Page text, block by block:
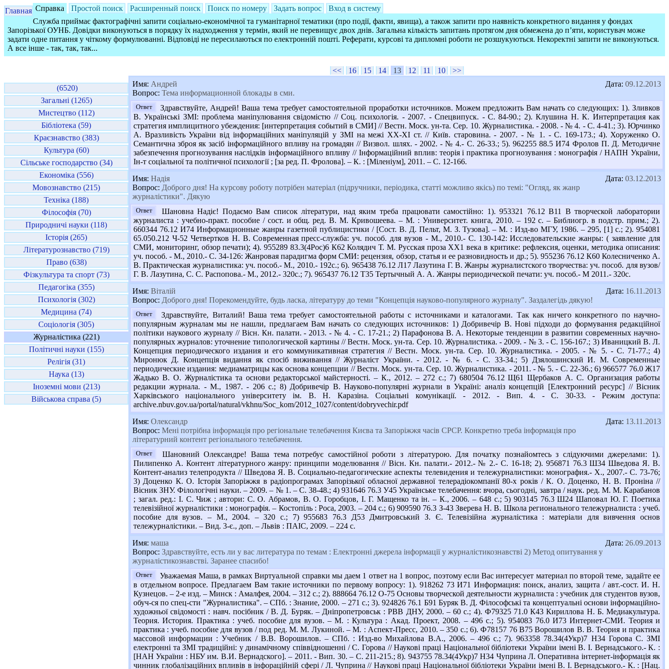
Главная Справка Простой поиск Расширенный поиск Поиск по номеру Задать вопрос
Вход в систему
Служба приймає фактографічні запити соціально-економічної та гуманітарної тематики (про події, факти, явища), а також запити про наявність конкретного видання у фондах
Запорізької ОУНБ. Довідки виконуються в порядку їх надходження у термін, який не перевищує двох днів. Загальна кількість запитань протягом дня обмежена до п’яти, користувач може
задати одне питання у чіткому формулюванні. Відповіді не пересилаються по електронній пошті. Реферати, курсові та дипломні роботи не розшукуються. Некоректні запити не виконуються.
А все інше - так, так, так...
(6520)
Загальні (1265)
Мистецтво (112)
Бібліотека (59)
Краєзнавство (383)
Культура (60)
Сільське господарство (34)
Економіка (556)
Мовознавство (215)
Техніка (188)
Філософія (70)
Природничі науки (118)
Історія (265)
Літературознавство (719)
Право (638)
Фізкультура та спорт (73)
Педагогіка (355)
Психологія (302)
Медицина (74)
Соціологія (305)
Журналістика (221)
Політичні науки (155)
Релігія (31)
Наука (13)
Іноземні мови (213)
Військова справа (5)
<< 16 15 14 13 12 11 10
>>
Дата: 09.12.2013
Имя: Андрей
Вопрос: Тема информационной блокады в сми.
Ответ
Здравствуйте, Андрей! Ваша тема требует самостоятельной проработки источников. Можем предложить Вам начать со следующих: 1). Зливков
В. Українські ЗМІ: проблема маніпулювання свідомістю // Соц. психологія. - 2007. - Спецвипуск. - С. 84-90.; 2). Клушина Н. К. Интерпретация как
стратегия имплицитного убеждения: [интерпретация событий в СМИ] // Вестн. Моск. ун-та. Сер. 10. Журналистика. - 2008. - № 4. - С. 4-41.; 3). Юрчинко
А. Вразливість України від інформаційних маніпуляцій у ЗМІ на межі ХХ-ХІ ст. // Київ. старовина. - 2007. - № 1. - С. 169-173.; 4). Хоруженко О.
Семантична зброя як засіб інформаційного впливу на громадян // Визвол. шлях. - 2002. - № 4.- С. 26-33.; 5). 962255 88.5 И74 Фролов П. Д. Методичне
забезпечення прогнозування наслідків інформаційного впливу // Інформаційний вплив: теорія і практика прогнозування : монографія / НАПН України,
Ін-т соціальної та політичної психології ; [за ред. П. Фролова]. – К. : [Міленіум], 2011. – С. 12-166.
Дата: 03.12.2013
Имя: Надія
Вопрос: Доброго дня! На курсову роботу потрібен матеріал (підручники, періодика, статті можливо якісь) по темі: "Огляд, як жанр
журналістики". Дякую
Ответ
Шановна Надіє! Подаємо Вам список літератури, над яким треба працювати самостійно: 1). 953321 76.12 В11 В творческой лаборатории
журналиста : учебно-практ. пособие / сост. и общ. ред. В. М. Кривошеева. – М. : Университет. книга, 2010. – 192 с. – Библиогр. в подстр. прим.; 2).
660344 76.12 И74 Информационные жанры газетной публицистики / [Сост. В. Д. Пельт, М. З. Тузова]. – М. : Изд-во МГУ, 1986. – 295, [1] с.; 2). 954081
65.050.212 Ч-52 Четвертков Н. В. Современная пресс-служба: уч. пособ. для вузов - М., 2010.- С. 130-142: Исследовательские жанры: ( заявление для
СМИ, мониторинг, обзор печати); 4). 955289 83.3(4Рос)6 К62 Колядич Т. М. Русская проза ХХ1 века в критике: рефлексия, оценки, методика описания:
уч. пособ. - М., 2010.- С. 34-126: Жанровая парадигма форм СМИ: рецензия, обзор, статья и ее разновидность и др.; 5). 955236 76.12 К60 Колесниченко А.
В. Практическая журналистика: уч. пособ.- М., 2010.- 192с.; 6). 965438 76.12 Л17 Лазутина Г. В. Жанры журналистского творчества: уч. пособ. для вузов/
Г. В. Лазутина, С. С. Распопова.- М., 2012.- 320с.; 7). 965437 76.12 Т35 Тертычный А. А. Жанры периодической печати: уч. пособ.- М 2011.- 320с.
Дата: 16.11.2013
Имя: Віталій
Вопрос: Доброго дня! Порекомендуйте, будь ласка, літературу до теми "Концепція науково-популярного журналу". Заздалегідь дякую!
Ответ
Здравствуйте, Виталий! Ваша тема требует самостоятельной работы с источниками и каталогами. Так как ничего конкретного по научно-
популярным журналам мы не нашли, предлагаем Вам начать со следующих источников: 1) Добривечір В. Нові підходи до формування редакційної
політики наукового журналу // Вісн. Кн. палати. - 2013. - № 4. - С. 17-21.; 2) Парафонова В. А. Некоторые тенденции в развитии современных научно-
популярных журналов: уточнение типологической картины // Вестн. Моск. ун-та. Сер. 10. Журналистика. - 2009. - № 3. - С. 156-167.; 3) Иваницкий В. Л.
Концепция периодического издания и его коммуникативная стратегия // Вестн. Моск. ун-та. Сер. 10. Журналистика. - 2005. - № 5. - С. 71-77.; 4)
Миронюк Д. Концепція видання як спосіб виживання // Журналіст України. - 2012. - № 6. - С. 33-34.; 5) Дзялошинский И. М. Современные
периодические издания: медиаматрицы как основа концепции // Вестн. Моск. ун-та. Сер. 10. Журналистика. - 2011. - № 5. - С. 22-36.; 6) 966577 76.0 Ж17
Жадько В. О. Журналістика та основи редакторської майстерності. – К., 2012. – 272 с.; 7) 680504 76.12 Щ61 Щербаков А. С. Организация работы
редакции журнала. - М., 1987. - 206 с.; 8) Добривечір В. Науково-популярні журнали в Україні: аналіз концепцій [Електронний ресурс] // Вісник
Харківського національного університету ім. В. Н. Каразіна. Соціальні комунікації. - 2012. - Вип. 4. - С. 30-33. - Режим доступа:
archive.nbuv.gov.ua/portal/natural/vkhnu/Soc_kom/2012_1027/content/dobryvechir.pdf
Дата: 13.11.2013
Имя: Олександр
Вопрос: Мені потрібна інформація про регіональне телебачення Києва та Запоріжжя часів СРСР. Конкретно треба інформація про
літературний контент регіонального телебачення.
Ответ
Шановний Олександре! Ваша тема потребує самостійної роботи з літературою. Для початку познайомтесь з слідуючими джерелами: 1).
Пилипенко А. Контент літературного жанру: принципи моделювання // Вісн. Кн. палати.- 2012.- № 2.- С. 16-18; 2). 956871 76.3 Ш34 Шведова Я. В.
Контент-анализ телепродукта // Шведова Я. В. Социально-педагогические аспекты телевидения и тележурналистики: монография.- Х., 2007.- С. 73-76;
3) Доценко К. О. Історія Запоріжжя в радіопрограмах Запорізької обласної державної телерадіокомпанії 80-х років / К. О. Доценко, Н. В. Проніна //
Вісник ЗНУ. Філологічні науки. – 2009. – № 1. – С. 38-48.; 4) 931646 76.3 У45 Українське телебачення: вчора, сьогодні, завтра / наук. ред. М. М. Карабанов
; загал. ред.: І. С. Чиж ; автори: С. О. Абрамов, В. О. Горобцов, І. Г. Мащенко та ін. – К., 2006. – 648 с.; 5) 903145 76.3 Ш24 Шаповал Ю. Г. Поетика
телевізійної журналістики : монографія. – Костопіль : Роса, 2003. – 204 с.; 6) 909590 76.3 З-43 Зверева Н. В. Школа регионального тележурналиста : учеб.
пособие для вузов. – М., 2004. – 320 с.; 7) 955683 76.3 Д53 Дмитровський З. Є. Телевізійна журналістика : матеріали для вивчення основ
тележурналістики. – Вид. 3-є., доп. – Львів : ПАІС, 2009. – 224 с.
Дата: 26.09.2013
Имя: маша
Вопрос: Здравствуйте, есть ли у вас литература по темам : Електронні джерела інформації у журналістикознавстві 2) Метод опитування у
журналістикознавстві. Заранее спасибо!
Ответ
Уважаемая Маша, в рамках Виртуальной справки мы даем 1 ответ на 1 вопрос, поэтому если Вас интересует материал по второй теме, задайте ее
в отдельном вопросе. Предлагаем Вам такие источники по первому вопросу: 1). 918262 73 И71 Информация: поиск, анализ, защита / авт.-сост. И. Н.
Кузнецов. – 2-е изд. – Минск : Амалфея, 2004. – 312 с.; 2). 888664 76.12 О-75 Основы творческой деятельности журналиста : учебник для студентов вузов,
обуч-ся по спец-сти "Журналистика". – СПб. : Знание, 2000. – 271 с.; 3). 924826 76.1 Б91 Буряк В. Д. Філософські та концептуальні основи інформаційно-
художньої свідомості : навч. посібник / В. Д. Буряк. – Дніпропетровськ : РВВ ДНУ, 2000. – 60 с.; 4). Ф79325 71.0 К43 Кириллова Н. Б. Медиакультура.
Теория. История. Практика : учеб. пособие для вузов. – М. : Культура : Акад. Проект, 2008. – 496 с.; 5). 954083 76.0 И73 Интернет-СМИ. Теория и
практика : учеб. пособие для вузов / под ред. М. М. Лукиной. – М. : Аспект-Пресс, 2010. – 350 с.; 6). Ф78157 76 В75 Ворошилов В. В. Теория и практика
массовой информации : Учебник / В.В. Ворошилов. – СПб. : Изд-во Михайлова В.А., 2006. – 496 с.; 7). 963358 78.34(4Укр)7 Н34 Горова С. ЗМІ
електронні та ЗМІ традиційні: у динамічному співвідношенні / С. Горова // Наукові праці Національної бібліотеки України імені В. І. Вернадського.- К. :
[НАН України : НБУ им. В.И. Вернадского]. – 2011. - Вип. 30. – С. 211-215.; 8). 943755 78.34(4Укр)7 Н34 Чуприна Л. Оперативна інтернет-інформація як
чинник глобалізаційних впливів в інфораційній сфері / Л. Чуприна // Наукові праці Національної бібліотеки України імені В. І. Вернадського.- К. : [Нац.